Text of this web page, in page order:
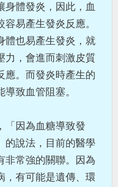
身體發炎，因此，血
易產生發炎反應。
體也易產生發炎，就
力，會進而刺激皮質
應。而發炎時產生的
致血管阻塞。
「因為血糖導致發
的說法，目前的醫學
非常強的關聯。因為
，有可能是遺傳、環